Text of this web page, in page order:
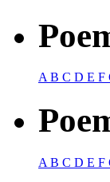
AB C D E F
A B C D E F